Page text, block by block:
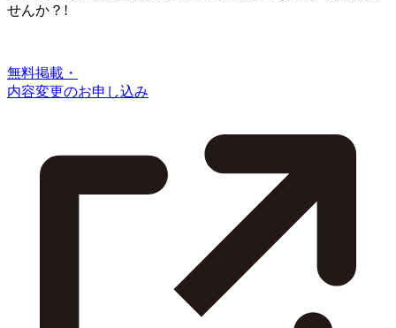
せんか？!
無料掲載・
内容変更のお申し込み